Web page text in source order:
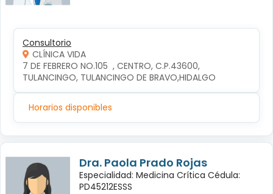
Consultorio
CLÍNICA VIDA
7 DE FEBRERO NO.105  , CENTRO, C.P.43600,
TULANCINGO, TULANCINGO DE BRAVO,HIDALGO
Horarios disponibles
Dra. Paola Prado Rojas
Especialidad: Medicina Crítica Cédula:
PD45212ESSS